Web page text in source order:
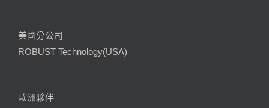
美國分公司
ROBUST Technology(USA)
歐洲夥伴